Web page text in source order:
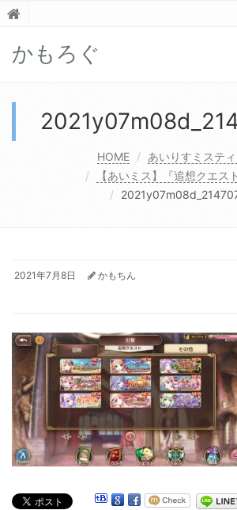
かもろぐ
HOME
あいりすミスティ
【あいミス】『追想クエス
2021年7月8日 かもちん